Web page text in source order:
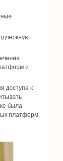
и
доступа к
была
платформ.